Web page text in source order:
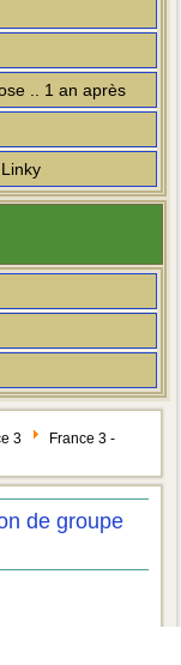
.. 1 an après
3
France 3 -
de groupe